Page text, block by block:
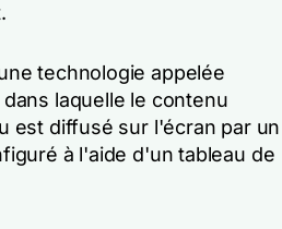
technologie appelée
laquelle le contenu
est diffusé sur l'écran par un
à l'aide d'un tableau de